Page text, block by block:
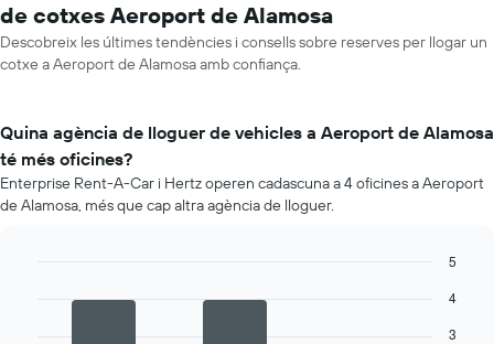
de cotxes Aeroport de Alamosa
Descobreix les últimes tendències i consells sobre reserves per llogar un
cotxe a Aeroport de Alamosa amb confiança.
Quina agència de lloguer de vehicles a Aeroport de Alamosa
té més oficines?
Enterprise Rent-A-Car i Hertz operen cadascuna a 4 oficines a Aeroport
de Alamosa, més que cap altra agència de lloguer.
graphic.
3
4
5